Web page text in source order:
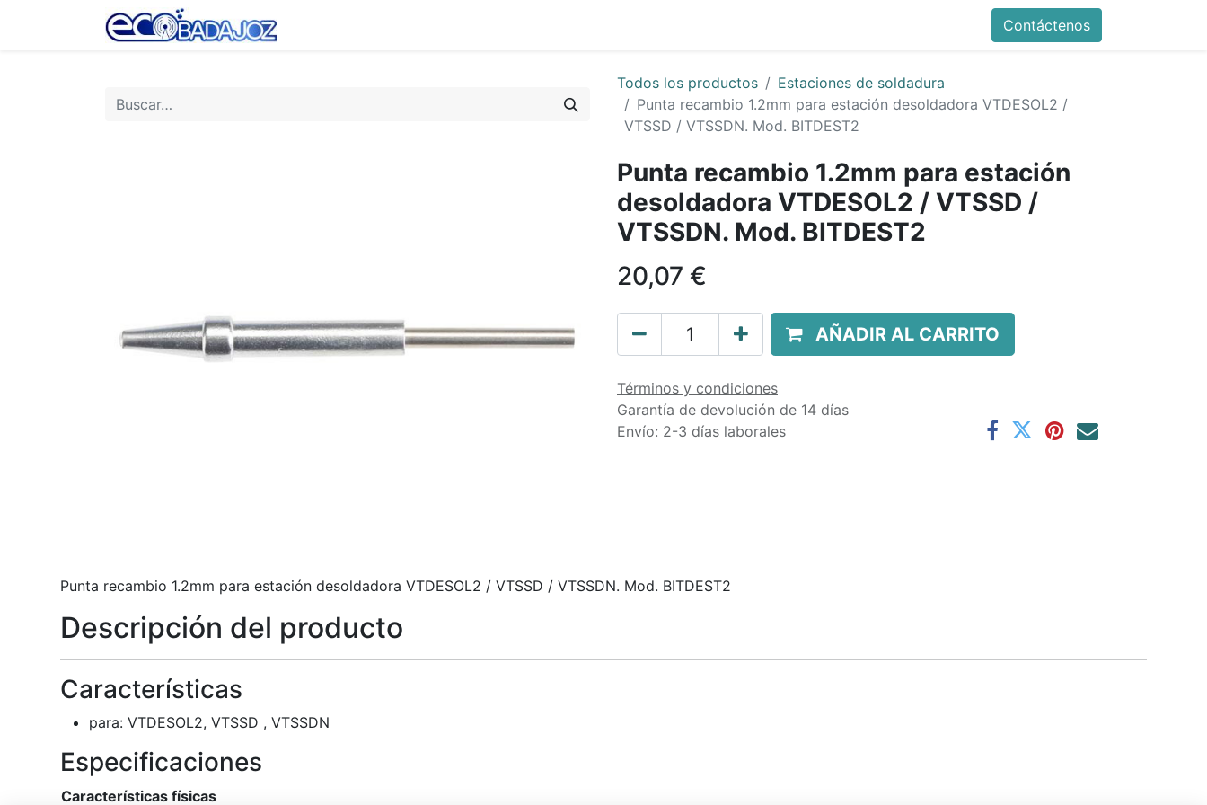
Contáctenos
Todos los productos
Estaciones de soldadura
Punta recambio 1.2mm para estación desoldadora VTDESOL2 /
VTSSD / VTSSDN. Mod. BITDEST2
Punta recambio 1.2mm para estación
desoldadora VTDESOL2 / VTSSD /
VTSSDN. Mod. BITDEST2
20,07 €
AÑADIR AL CARRITO
Términos y condiciones
Garantía de devolución de 14 días
Envío: 2-3 días laborales
Punta recambio 1.2mm para estación desoldadora VTDESOL2 / VTSSD / VTSSDN. Mod. BITDEST2
Descripción del producto
Características
para: VTDESOL2, VTSSD , VTSSDN
Especificaciones
Características físicas